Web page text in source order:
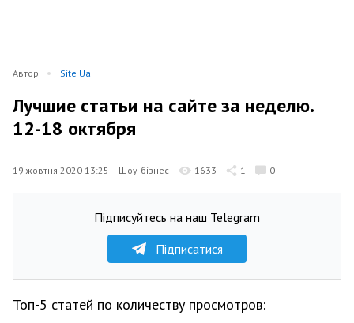
Автор Site Ua
Лучшие статьи на сайте за неделю.
12-18 октября
19 жовтня 2020 13:25 Шоу-бізнес 1633 1 0
Підписуйтесь на наш Telegram
Підписатися
Топ-5 статей по количеству просмотров: